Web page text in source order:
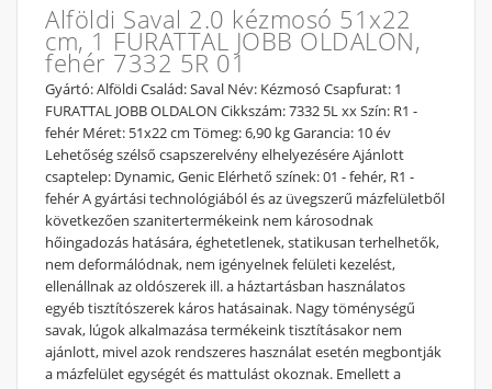
Alföldi Saval 2.0 kézmosó 51x22
cm, 1 FURATTAL JOBB OLDALON,
fehér 7332 5R 01
Gyártó: Alföldi Család: Saval Név: Kézmosó Csapfurat: 1
FURATTAL JOBB OLDALON Cikkszám: 7332 5L xx Szín: R1 -
fehér Méret: 51x22 cm Tömeg: 6,90 kg Garancia: 10 év
Lehetőség szélső csapszerelvény elhelyezésére Ajánlott
csaptelep: Dynamic, Genic Elérhető színek: 01 - fehér, R1 -
fehér A gyártási technológiából és az üvegszerű mázfelületből
következően szanitertermékeink nem károsodnak
hőingadozás hatására, éghetetlenek, statikusan terhelhetők,
nem deformálódnak, nem igényelnek felületi kezelést,
ellenállnak az oldószerek ill. a háztartásban használatos
egyéb tisztítószerek káros hatásainak. Nagy töménységű
savak, lúgok alkalmazása termékeink tisztításakor nem
ajánlott, mivel azok rendszeres használat esetén megbontják
a mázfelület egységét és mattulást okoznak. Emellett a